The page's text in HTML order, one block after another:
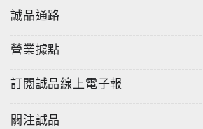
誠品通路
營業據點
訂閱誠品線上電子報
關注誠品